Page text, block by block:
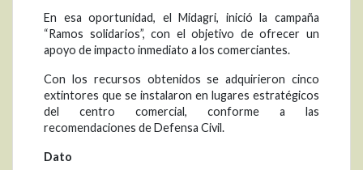
En esa oportunidad, el Midagri, inició la campaña
“Ramos solidarios”, con el objetivo de ofrecer un
apoyo de impacto inmediato a los comerciantes.
Con los recursos obtenidos se adquirieron cinco
extintores que se instalaron en lugares estratégicos
del centro comercial, conforme a las
recomendaciones de Defensa Civil.
Dato